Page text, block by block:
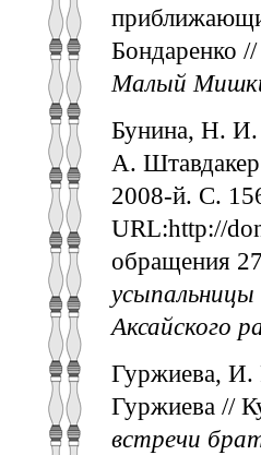
Бондаренко
Малый
Бунина, Н. И.
А.
2008-й. С.
URL:http://
обращения
Аксайского
Гуржиева, И.
Гуржиева //
встречи